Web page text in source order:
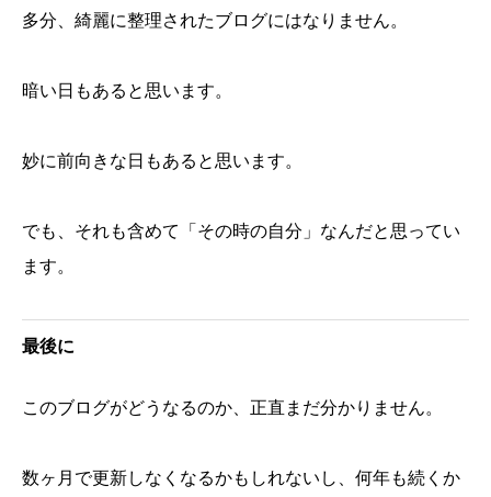
多分、綺麗に整理されたブログにはなりません。
暗い日もあると思います。
妙に前向きな日もあると思います。
でも、それも含めて「その時の自分」なんだと思ってい
ます。
最後に
このブログがどうなるのか、正直まだ分かりません。
数ヶ月で更新しなくなるかもしれないし、何年も続くか